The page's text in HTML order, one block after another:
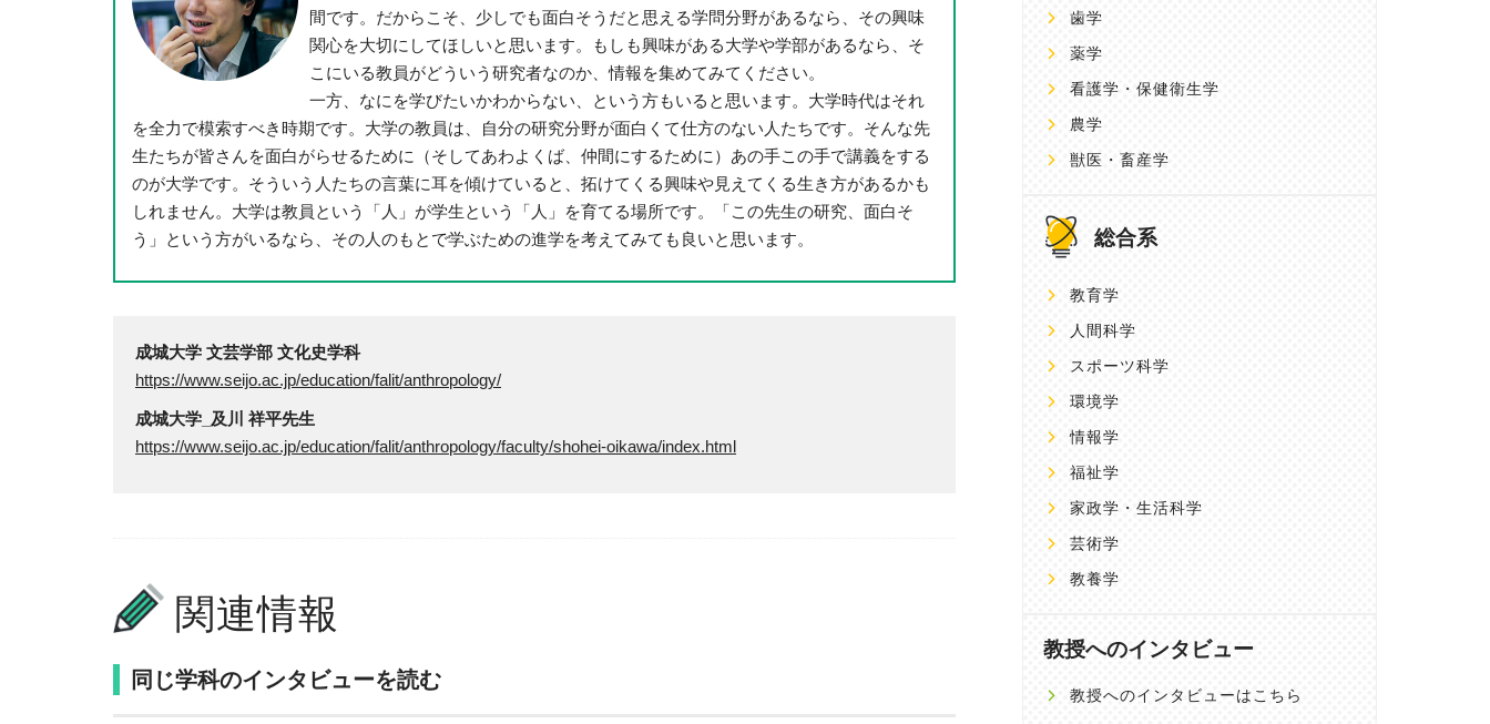
間です。だからこそ、少しでも面白そうだと思える学問分野があるなら、その興味
関心を大切にしてほしいと思います。もしも興味がある大学や学部があるなら、そ
こにいる教員がどういう研究者なのか、情報を集めてみてください。
一方、なにを学びたいかわからない、という方もいると思います。大学時代はそれ
を全力で模索すべき時期です。大学の教員は、自分の研究分野が面白くて仕方のない人たちです。そんな先
生たちが皆さんを面白がらせるために（そしてあわよくば、仲間にするために）あの手この手で講義をする
のが大学です。そういう人たちの言葉に耳を傾けていると、拓けてくる興味や見えてくる生き方があるかも
しれません。大学は教員という「人」が学生という「人」を育てる場所です。「この先生の研究、面白そ
う」という方がいるなら、その人のもとで学ぶための進学を考えてみても良いと思います。
成城大学 文芸学部 文化史学科
https://www.seijo.ac.jp/education/falit/anthropology/
成城大学_及川 祥平先生
https://www.seijo.ac.jp/education/falit/anthropology/faculty/shohei-oikawa/index.html
関連情報
同じ学科のインタビューを読む
歯学
薬学
看護学・保健衛生学
農学
獣医・畜産学
総合系
教育学
人間科学
スポーツ科学
環境学
情報学
福祉学
家政学・生活科学
芸術学
教養学
教授へのインタビュー
教授へのインタビューはこちら